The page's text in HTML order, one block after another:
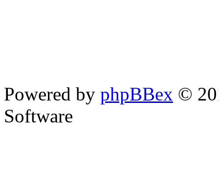
Powered by phpBBex ©
Software